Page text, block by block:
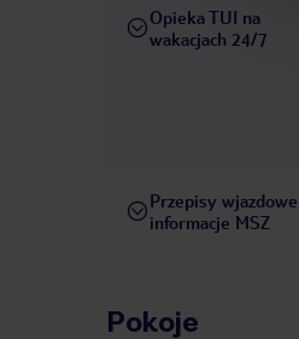
Opieka TUI na
wakacjach 24/7
Przepisy
informacje MSZ
Pokoje